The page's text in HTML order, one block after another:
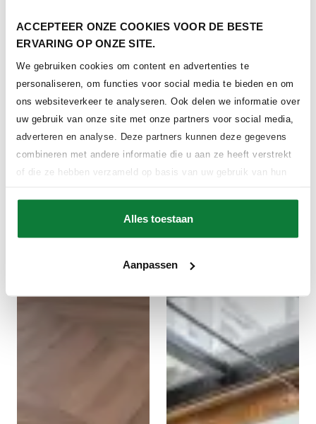
ACCEPTEER ONZE COOKIES VOOR DE BESTE
ERVARING OP ONZE SITE.
We gebruiken cookies om content en advertenties te
personaliseren, om functies voor social media te bieden en om
ons websiteverkeer te analyseren. Ook delen we informatie over
uw gebruik van onze site met onze partners voor social media,
adverteren en analyse. Deze partners kunnen deze gegevens
combineren met andere informatie die u aan ze heeft verstrekt
of die ze hebben verzameld op basis van uw gebruik van hun
Alles toestaan
Aanpassen
Stalen deuren met een
bijzonder design